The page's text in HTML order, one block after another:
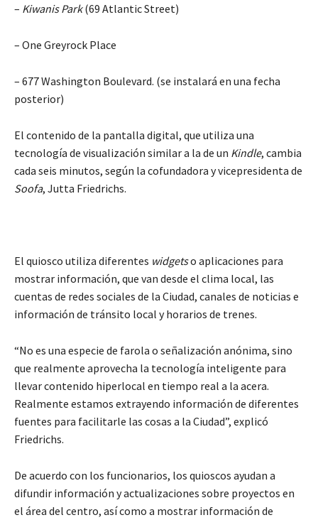
– Kiwanis Park(69 Atlantic Street)
– One Greyrock Place
– 677 Washington Boulevard. (se instalará en una fecha
posterior)
El contenido de la pantalla digital, que utiliza una
tecnología de visualización similar a la de un Kindle, cambia
cada seis minutos, según la cofundadora y vicepresidenta de
Soofa, Jutta Friedrichs.
El quiosco utiliza diferentes widgetso aplicaciones para
mostrar información, que van desde el clima local, las
cuentas de redes sociales de la Ciudad, canales de noticias e
información de tránsito local y horarios de trenes.
“No es una especie de farola o señalización anónima, sino
que realmente aprovecha la tecnología inteligente para
llevar contenido hiperlocal en tiempo real a la acera.
Realmente estamos extrayendo información de diferentes
fuentes para facilitarle las cosas a la Ciudad”, explicó
Friedrichs.
De acuerdo con los funcionarios, los quioscos ayudan a
difundir información y actualizaciones sobre proyectos en
el área del centro, así como a mostrar información de